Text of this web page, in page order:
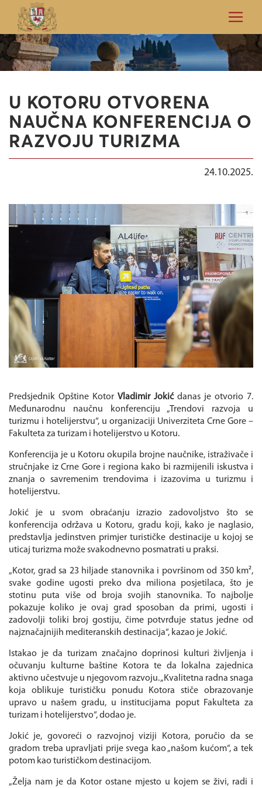
U KOTORU OTVORENA
NAUČNA KONFERENCIJA O
RAZVOJU TURIZMA
24.10.2025.
Predsjednik Opštine Kotor Vladimir Jokićdanas je otvorio 7.
Međunarodnu naučnu konferenciju „Trendovi razvoja u
turizmu i hotelijerstvu“, u organizaciji Univerziteta Crne Gore –
Fakulteta za turizam i hotelijerstvo u Kotoru.
Konferencija je u Kotoru okupila brojne naučnike, istraživače i
stručnjake iz Crne Gore i regiona kako bi razmijenili iskustva i
znanja o savremenim trendovima i izazovima u turizmu i
hotelijerstvu.
Jokić je u svom obraćanju izrazio zadovoljstvo što se
konferencija održava u Kotoru, gradu koji, kako je naglasio,
predstavlja jedinstven primjer turističke destinacije u kojoj se
uticaj turizma može svakodnevno posmatrati u praksi.
„Kotor, grad sa 23 hiljade stanovnika i površinom od 350 km²,
svake godine ugosti preko dva miliona posjetilaca, što je
stotinu puta više od broja svojih stanovnika. To najbolje
pokazuje koliko je ovaj grad sposoban da primi, ugosti i
zadovolji toliki broj gostiju, čime potvrđuje status jedne od
najznačajnijih mediteranskih destinacija“, kazao je Jokić.
Istakao je da turizam značajno doprinosi kulturi življenja i
očuvanju kulturne baštine Kotora te da lokalna zajednica
aktivno učestvuje u njegovom razvoju. „Kvalitetna radna snaga
koja oblikuje turističku ponudu Kotora stiče obrazovanje
upravo u našem gradu, u institucijama poput Fakulteta za
turizam i hotelijerstvo“, dodao je.
Jokić je, govoreći o razvojnoj viziji Kotora, poručio da se
gradom treba upravljati prije svega kao „našom kućom“, a tek
potom kao turističkom destinacijom.
„Želja nam je da Kotor ostane mjesto u kojem se živi, radi i